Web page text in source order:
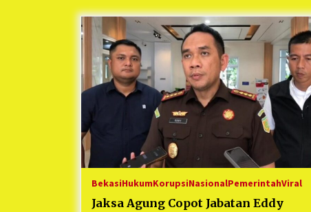
Berjalan Sukses
5 bulan ago
Kartini Penggerak Lingkungan dari
Sampah Bukit Berlian
1 tahun ago
Ucapan Terimakasih Ketua Umum
Jurpala Indonesia dan KOSMI
Indonesia Atas Respon Cepat Polres
Metro Bekasi dan Polsek Cikarang
Timur yang Tangkap Oknum Ormas
Terkait Pengusiran Pendirian Posko
1 tahun ago
BekasiHukumKorupsiNasionalPemerintahViral
Jaksa Agung Copot Jabatan Eddy